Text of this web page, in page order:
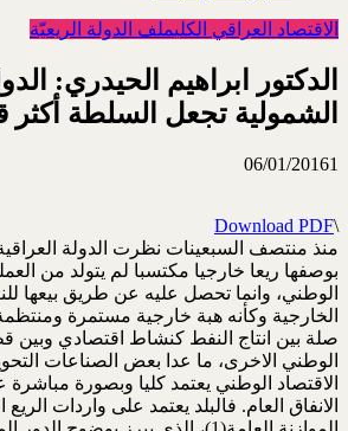
الاقتصاد العراقي الكليملف الدولة الريعيّة
الدكتور ابراهيم الحيدري:
الشمولية تجعل السلطة أكثر
06/01/20161
\
Download PDF
منذ منتصف السبعينات نظرت الدولة
بوصفها ريعا خارجيا مكتسبا لم يتولد من
الوطني، وانما تحصل عليه عن طريق بيعها
الخارجية وكأنه هبة خارجية مستمرة
صلة بين انتاج النفط كنشاط اقتصادي وبين
الوطني الاخرى، ما عدا بعض الصناعات
الاقتصاد الوطني يعتمد كليا وبصورة